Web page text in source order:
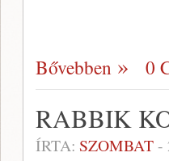
Bővebben 0
RABBIK
ÍRTA: SZOMBAT-